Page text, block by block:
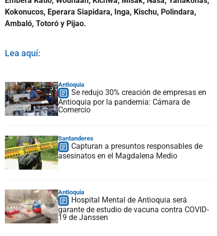
Kokonucos, Eperara Siapidara, Inga, Kischu, Polindara,
Ambaló, Totoró y Pijao.
Lea aquí:
Antioquia
Se redujo 30% creación de empresas en
Antioquia por la pandemia: Cámara de
Comercio
Santanderes
Capturan a presuntos responsables de
asesinatos en el Magdalena Medio
Antioquia
Hospital Mental de Antioquia será
garante de estudio de vacuna contra COVID-
19 de Janssen